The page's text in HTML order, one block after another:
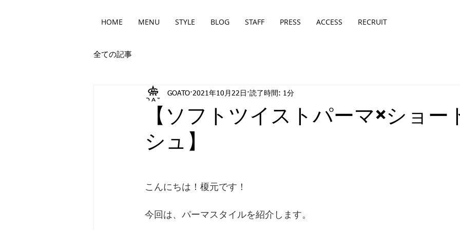
HOME MENU STYLE BLOG STAFF PRESS ACCESS RECRUIT
全ての記事
【ソフトツイストパーマ×ショー
シュ】
GOATO 2021年10月22日 読了時間: 1分
こんにちは！榎元です！
今回は、パーマスタイルを紹介します。